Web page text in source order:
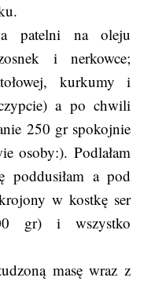
patelni na oleju
i nerkowce;
kurkumy i
a po chwili
250 gr spokojnie
osoby:). Podlałam
a pod
w kostkę ser
gr) i wszystko
masę wraz z